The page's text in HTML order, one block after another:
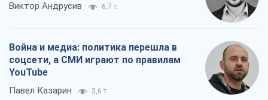
Виктор Андрусив 6,7 т.
Война и медиа: политика перешла в
соцсети, а СМИ играют по правилам
YouTube
Павел Казарин 3,6 т.